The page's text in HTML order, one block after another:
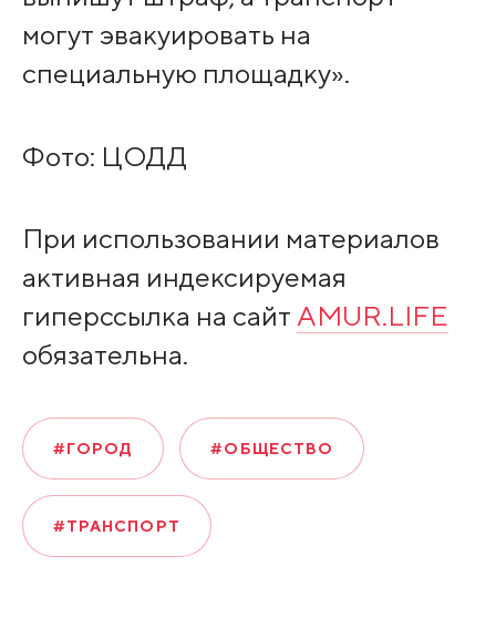
могут эвакуировать на
специальную площадку».
Фото: ЦОДД
При использовании материалов
активная индексируемая
гиперссылка на сайт AMUR.LIFE
обязательна.
#ГОРОД #ОБЩЕСТВО
#ТРАНСПОРТ